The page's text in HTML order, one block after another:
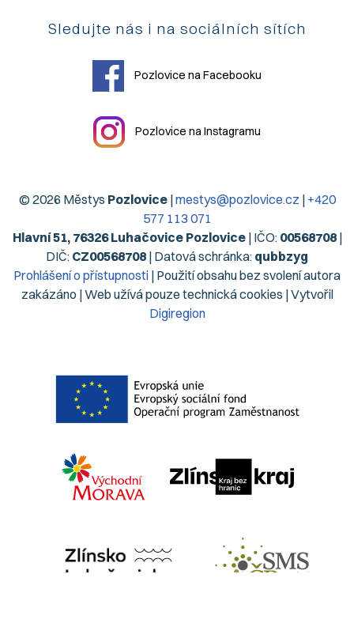
Sledujte nás i na sociálních sítích
Pozlovice na Facebooku
Pozlovice na Instagramu
© 2026 Městys Pozlovice|mestys@pozlovice.cz | +420
577 113 071
Hlavní 51, 76326 Luhačovice Pozlovice| IČO: 00568708|
DIČ: CZ00568708 | Datová schránka: qubbzyg
Prohlášení o přístupnosti | Použití obsahu bez svolení autora
zakázáno | Web užívá pouze technická cookies | Vytvořil
Digiregion